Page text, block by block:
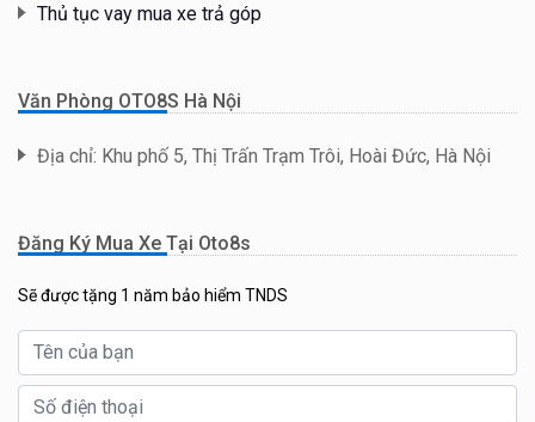
Thủ tục vay mua xe trả góp
Văn Phòng OTO8S Hà Nội
Địa chỉ: Khu phố 5, Thị Trấn Trạm Trôi, Hoài Đức, Hà Nội
Đăng Ký Mua Xe Tại Oto8s
Sẽ được tặng 1 năm bảo hiểm TNDS